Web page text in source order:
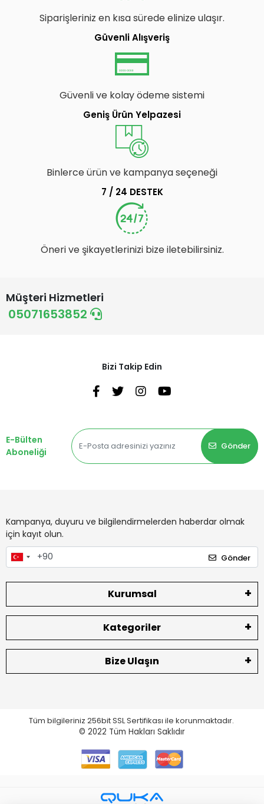
Siparişleriniz en kısa sürede elinize ulaşır.
Güvenli Alışveriş
Güvenli ve kolay ödeme sistemi
Geniş Ürün Yelpazesi
Binlerce ürün ve kampanya seçeneği
7 / 24 DESTEK
Öneri ve şikayetlerinizi bize iletebilirsiniz.
Müşteri Hizmetleri
05071653852
Bizi Takip Edin
E-Bülten
Aboneliği
Gönder
Kampanya, duyuru ve bilgilendirmelerden haberdar olmak
için kayıt olun.
Gönder
Kurumsal
Kategoriler
Bize Ulaşın
Tüm bilgileriniz 256bit SSL Sertifikası ile korunmaktadır.
© 2022 Tüm Hakları Saklıdır